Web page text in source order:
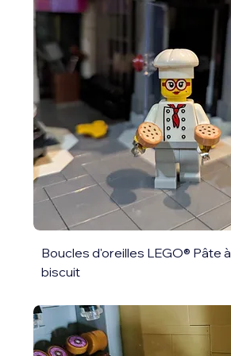
Boucles d'oreilles LEGO® Pâte à
biscuit